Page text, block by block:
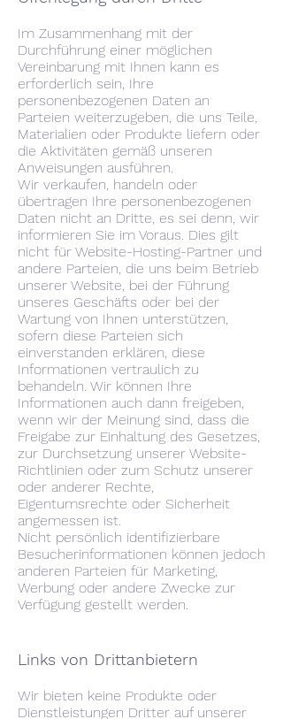
Im Zusammenhang mit der
Durchführung einer möglichen
Vereinbarung mit Ihnen kann es
erforderlich sein, Ihre
personenbezogenen Daten an
Parteien weiterzugeben, die uns Teile,
Materialien oder Produkte liefern oder
die Aktivitäten gemäß unseren
Anweisungen ausführen.
Wir verkaufen, handeln oder
übertragen Ihre personenbezogenen
Daten nicht an Dritte, es sei denn, wir
informieren Sie im Voraus. Dies gilt
nicht für Website-Hosting-Partner und
andere Parteien, die uns beim Betrieb
unserer Website, bei der Führung
unseres Geschäfts oder bei der
Wartung von Ihnen unterstützen,
sofern diese Parteien sich
einverstanden erklären, diese
Informationen vertraulich zu
behandeln. Wir können Ihre
Informationen auch dann freigeben,
wenn wir der Meinung sind, dass die
Freigabe zur Einhaltung des Gesetzes,
zur Durchsetzung unserer Website-
Richtlinien oder zum Schutz unserer
oder anderer Rechte,
Eigentumsrechte oder Sicherheit
angemessen ist.
Nicht persönlich identifizierbare
Besucherinformationen können jedoch
anderen Parteien für Marketing,
Werbung oder andere Zwecke zur
Verfügung gestellt werden.
Links von Drittanbietern
Wir bieten keine Produkte oder
Dienstleistungen Dritter auf unserer